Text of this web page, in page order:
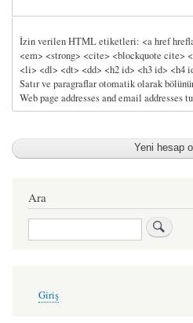
İzin verilen HTML etiketleri: <a href
<em> <strong> <cite> <blockquote cite>
<li> <dl> <dt> <dd> <h2 id> <h3 id> <h4
Satır ve paragraflar otomatik olarak
Web page addresses and email
Ara
Ara
account
Giriş